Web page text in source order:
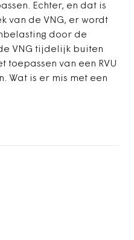
Echter, en dat is
van de VNG, er wordt
door de
VNG tijdelijk buiten
toepassen van een RVU
Wat is er mis met een